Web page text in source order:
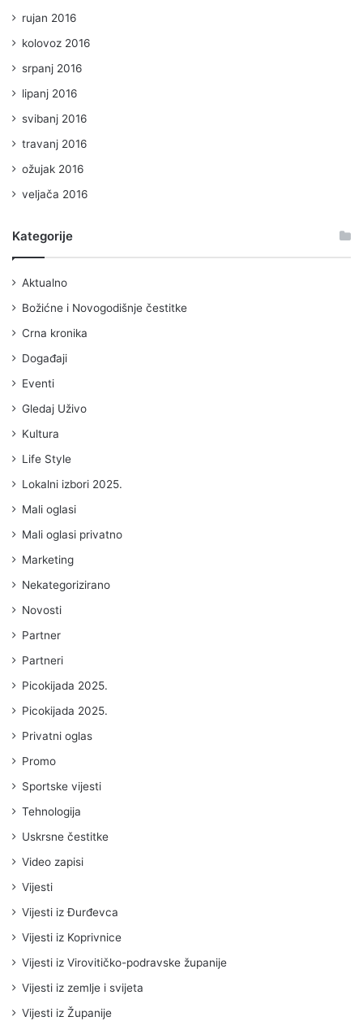
rujan 2016
kolovoz 2016
srpanj 2016
lipanj 2016
svibanj 2016
travanj 2016
ožujak 2016
veljača 2016
Kategorije
Aktualno
Božićne i Novogodišnje čestitke
Crna kronika
Događaji
Eventi
Gledaj Uživo
Kultura
Life Style
Lokalni izbori 2025.
Mali oglasi
Mali oglasi privatno
Marketing
Nekategorizirano
Novosti
Partner
Partneri
Picokijada 2025.
Picokijada 2025.
Privatni oglas
Promo
Sportske vijesti
Tehnologija
Uskrsne čestitke
Video zapisi
Vijesti
Vijesti iz Đurđevca
Vijesti iz Koprivnice
Vijesti iz Virovitičko-podravske županije
Vijesti iz zemlje i svijeta
Vijesti iz Županije